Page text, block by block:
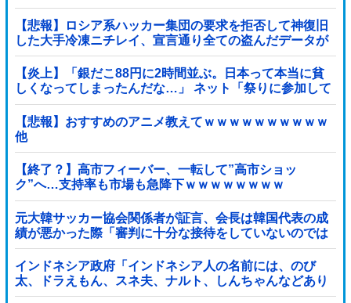
【悲報】ロシア系ハッカー集団の要求を拒否して神復旧
した大手冷凍ニチレイ、宣言通り全ての盗んだデータが
公開される
【炎上】「銀だこ88円に2時間並ぶ。日本って本当に貧
しくなってしまったんだな…」 ネット「祭りに参加して
るだけでなんでこんなこと言われなあかんの...
【悲報】おすすめのアニメ教えてｗｗｗｗｗｗｗｗｗｗ
他
【終了？】高市フィーバー、一転して”高市ショッ
ク”へ…支持率も市場も急降下ｗｗｗｗｗｗｗｗ
元大韓サッカー協会関係者が証言、会長は韓国代表の成
績が悪かった際「審判に十分な接待をしていないのでは
ないかと叱責した」
インドネシア政府「インドネシア人の名前には、のび
太、ドラえもん、スネ夫、ナルト、しんちゃんなどあり
ます」